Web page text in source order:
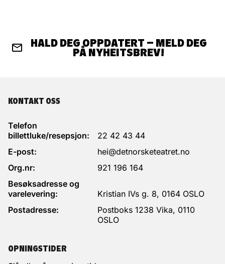
Thomas Bye og Ane Skumsvoll
Senografi
Lysdesignar
HALD DEG OPPDATERT – MELD DEG
PÅ NYHEITSBREV!
KONTAKT OSS
Telefon
billettluke/resepsjon:
22 42 43 44
E-post:
hei@detnorsketeatret.no
Org.nr:
921 196 164
Besøksadresse og
varelevering:
Kristian IVs g. 8, 0164 OSLO
Postadresse:
Postboks 1238 Vika, 0110
OSLO
OPNINGSTIDER